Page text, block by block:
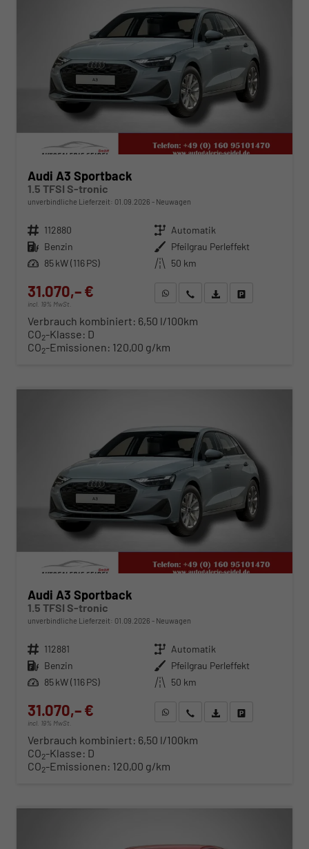
Audi A3 Sportback
1.5 TFSI S-tronic
unverbindliche Lieferzeit: 01.09.2026 Neuwagen
Fahrzeugnr. 112880 Getriebe Automatik
Kraftstoff Benzin Außenfarbe Pfeilgrau Perleffekt
Leistung 85 kW (116 PS) Kilometerstand 50 km
31.070,– €
incl. 19% MwSt.
WhatsApp anfragen
Wir rufen Sie anFahrzeugexposé (PDF)
Verbrauch kombiniert: 6,50 l/100km
CO2-Klasse: D
CO2-Emissionen: 120,00 g/km
Audi A3 Sportback
1.5 TFSI S-tronic
unverbindliche Lieferzeit: 01.09.2026 Neuwagen
Fahrzeugnr. 112881 Getriebe Automatik
Kraftstoff Benzin Außenfarbe Pfeilgrau Perleffekt
Leistung 85 kW (116 PS) Kilometerstand 50 km
31.070,– €
incl. 19% MwSt.
WhatsApp anfragen
Wir rufen Sie anFahrzeugexposé (PDF)
Verbrauch kombiniert: 6,50 l/100km
CO2-Klasse: D
CO2-Emissionen: 120,00 g/km